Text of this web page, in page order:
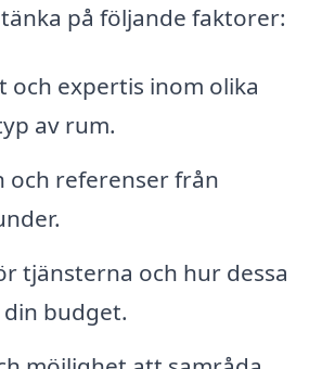
på följande faktorer:
och expertis inom olika
av rum.
och referenser från
tjänsterna och hur dessa
din budget.